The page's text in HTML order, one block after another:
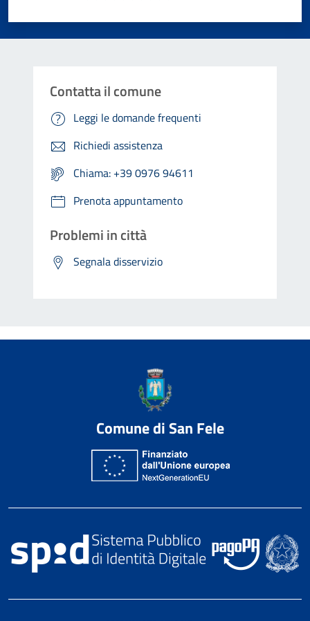
Contatta il comune
Leggi le domande frequenti
Richiedi assistenza
Chiama: +39 0976 94611
Prenota appuntamento
Problemi in città
Segnala disservizio
Comune di San Fele